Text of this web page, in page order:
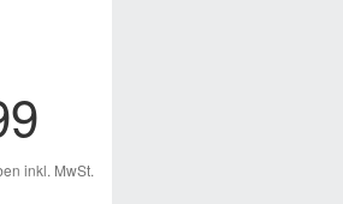
inkl. MwSt.